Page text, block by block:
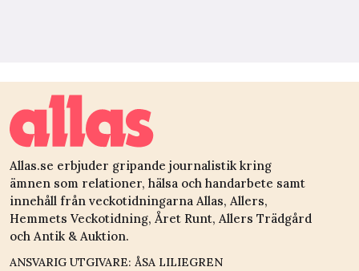
Allas.se erbjuder gripande journalistik kring
ämnen som relationer, hälsa och handarbete samt
innehåll från veckotidningarna Allas, Allers,
Hemmets Veckotidning, Året Runt, Allers Trädgård
och Antik & Auktion.
ANSVARIG UTGIVARE: ÅSA LILIEGREN